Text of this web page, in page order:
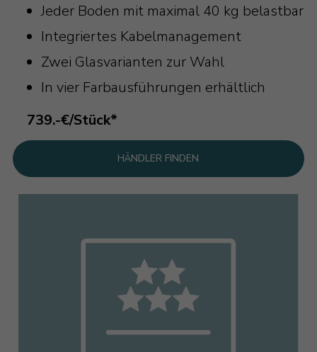
Jeder Boden mit maximal 40 kg belastbar
Integriertes Kabelmanagement
Zwei Glasvarianten zur Wahl
In vier Farbausführungen erhältlich
739.-€/Stück*
HÄNDLER FINDEN